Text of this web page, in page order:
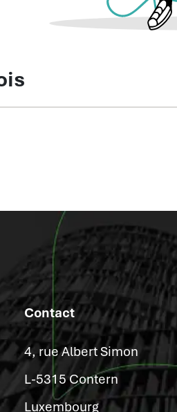
Contact
4, rue Albert Simon
L-5315 Contern
Luxembourg